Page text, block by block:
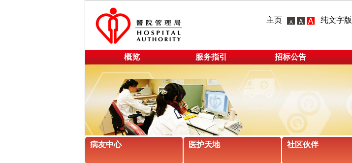
主页 纯文字版
概览 服务指引 招标公告
病友中心 医护天地 社区伙伴